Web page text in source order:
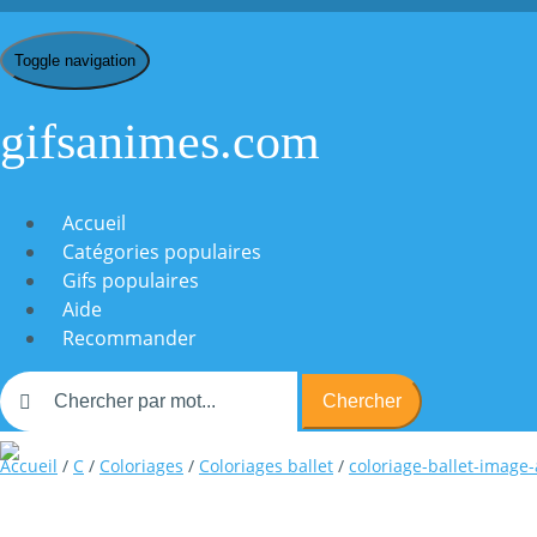
Toggle navigation
gifsanimes.com
Accueil
Catégories populaires
Gifs populaires
Aide
Recommander
Chercher
Accueil / C / Coloriages / Coloriages ballet / coloriage-ballet-